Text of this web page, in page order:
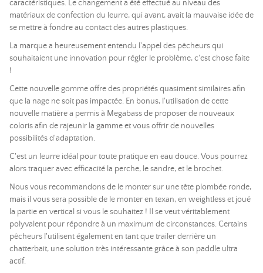
caractéristiques. Le changement a été effectué au niveau des
matériaux de confection du leurre, qui avant, avait la mauvaise idée de
se mettre à fondre au contact des autres plastiques.
La marque a heureusement entendu l'appel des pêcheurs qui
souhaitaient une innovation pour régler le problème, c'est chose faite
!
Cette nouvelle gomme offre des propriétés quasiment similaires afin
que la nage ne soit pas impactée. En bonus, l'utilisation de cette
nouvelle matière a permis à Megabass de proposer de nouveaux
coloris afin de rajeunir la gamme et vous offrir de nouvelles
possibilités d'adaptation.
C'est un leurre idéal pour toute pratique en eau douce. Vous pourrez
alors traquer avec efficacité la perche, le sandre, et le brochet.
Nous vous recommandons de le monter sur une tête plombée ronde,
mais il vous sera possible de le monter en texan, en weightless et joué
la partie en vertical si vous le souhaitez ! Il se veut véritablement
polyvalent pour répondre à un maximum de circonstances. Certains
pêcheurs l'utilisent également en tant que trailer derrière un
chatterbait, une solution très intéressante grâce à son paddle ultra
actif.